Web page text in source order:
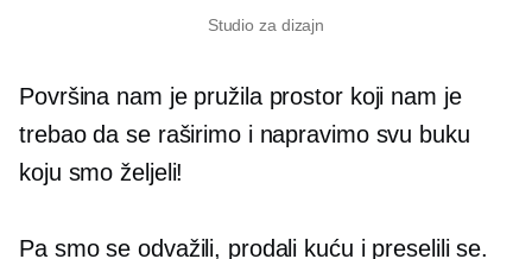
Studio za dizajn
Površina nam je pružila prostor koji nam je
trebao da se raširimo i napravimo svu buku
koju smo željeli!
Pa smo se odvažili, prodali kuću i preselili se.